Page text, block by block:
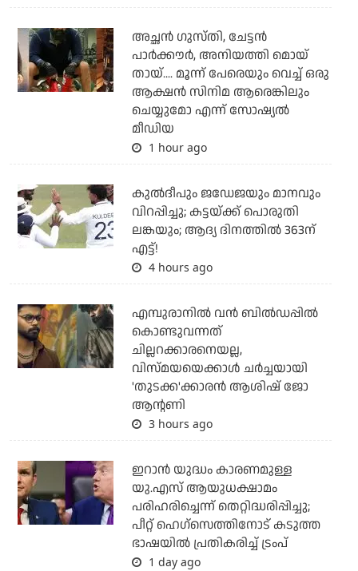
അച്ഛന്‍ ഗുസ്തി, ചേട്ടന്‍
പാര്‍ക്കൗര്‍, അനിയത്തി മൊയ്
തായ്.... മൂന്ന് പേരെയും വെച്ച് ഒരു
ആക്ഷന്‍ സിനിമ ആരെങ്കിലും
ചെയ്യുമോ എന്ന് സോഷ്യല്‍
മീഡിയ
1 hour ago
കുല്‍ദീപും ജഡേജയും മാനവും
വിറപ്പിച്ചു; കട്ടയ്ക്ക് പൊരുതി
ലങ്കയും; ആദ്യ ദിനത്തില്‍ 363ന്
എട്ട്!
4 hours ago
എമ്പുരാനില്‍ വന്‍ ബില്‍ഡപ്പില്‍
കൊണ്ടുവന്നത്
ചില്ലറക്കാരനെയല്ല,
വിസ്മയയെക്കാള്‍ ചര്‍ച്ചയായി
'തുടക്ക'ക്കാരന്‍ ആശിഷ് ജോ
ആന്റണി
3 hours ago
ഇറാന്‍ യുദ്ധം കാരണമുള്ള
യു.എസ് ആയുധക്ഷാമം
പരിഹരിച്ചെന്ന് തെറ്റിദ്ധരിപ്പിച്ചു;
പീറ്റ് ഹെഗ്‌സെത്തിനോട് കടുത്ത
ഭാഷയില്‍ പ്രതികരിച്ച് ട്രംപ്
1 day ago